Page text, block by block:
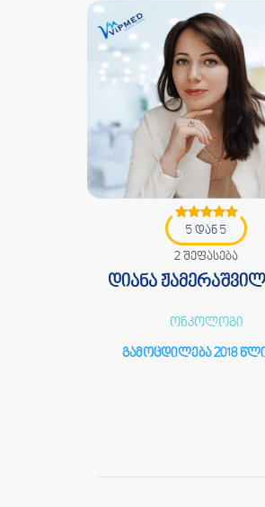
5 დან 5
2 შეფასება
დიანა
ონკოლოგი
გამოცდილება 2018